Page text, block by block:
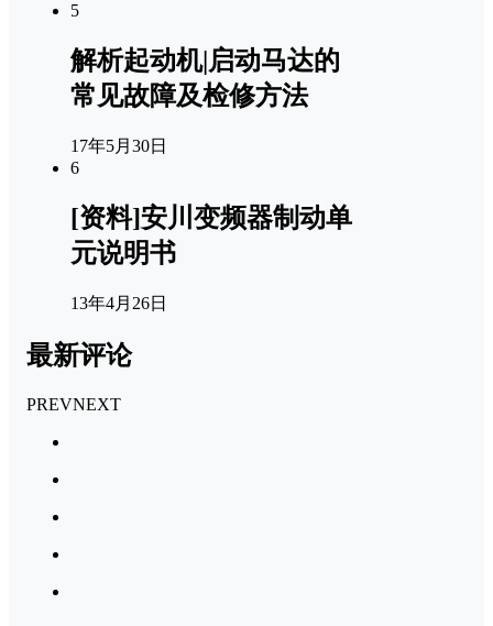
5
解析起动机|启动马达的
常见故障及检修方法
17年5月30日
6
[资料]安川变频器制动单
元说明书
13年4月26日
最新评论
PREVNEXT